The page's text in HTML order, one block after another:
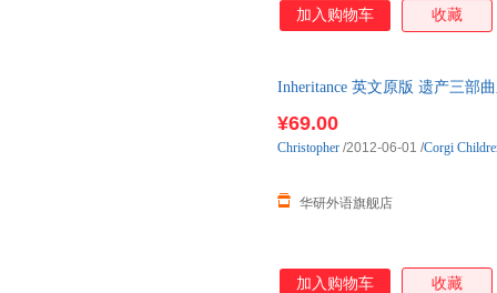
加入购物车 收藏
Inheritance 英文原版 遗产三部
¥69.00
华研外语旗舰店
Christopher /2012-06-01 /Corgi
加入购物车 收藏